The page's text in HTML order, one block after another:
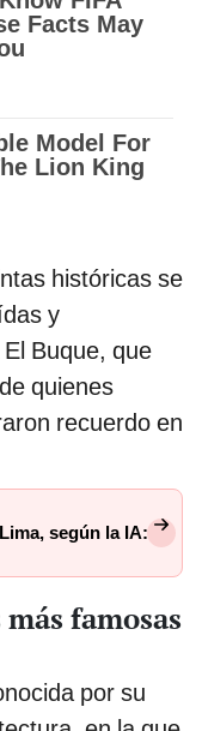
históricas se
y
Buque, que
quienes
recuerdo en
según la IA:
famosas
por su